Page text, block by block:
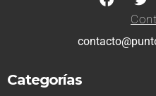
Categorías